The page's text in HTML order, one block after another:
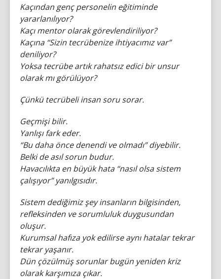
Kaçından genç personelin eğitiminde
yararlanılıyor?
Kaçı mentor olarak görevlendiriliyor?
Kaçına “Sizin tecrübenize ihtiyacımız var”
deniliyor?
Yoksa tecrübe artık rahatsız edici bir unsur
olarak mı görülüyor?
Çünkü tecrübeli insan soru sorar.
Geçmişi bilir.
Yanlışı fark eder.
“Bu daha önce denendi ve olmadı” diyebilir.
Belki de asıl sorun budur.
Havacılıkta en büyük hata “nasıl olsa sistem
çalışıyor” yanılgısıdır.
Sistem dediğimiz şey insanların bilgisinden,
refleksinden ve sorumluluk duygusundan
oluşur.
Kurumsal hafıza yok edilirse aynı hatalar tekrar
tekrar yaşanır.
Dün çözülmüş sorunlar bugün yeniden kriz
olarak karşımıza çıkar.